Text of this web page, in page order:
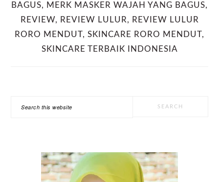
BAGUS, MERK MASKER WAJAH YANG BAGUS,
REVIEW, REVIEW LULUR, REVIEW LULUR
RORO MENDUT, SKINCARE RORO MENDUT,
SKINCARE TERBAIK INDONESIA
Search